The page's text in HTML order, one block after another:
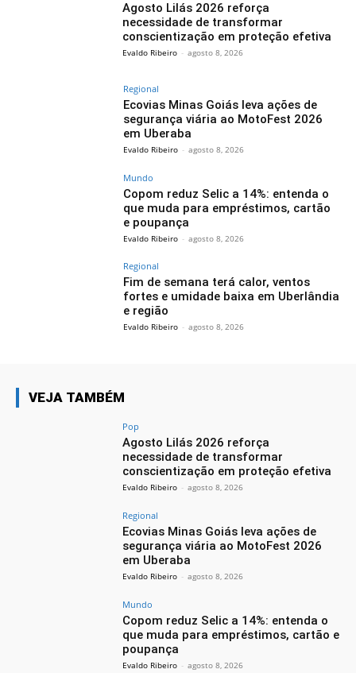
Agosto Lilás 2026 reforça
necessidade de transformar
conscientização em proteção efetiva
Evaldo Ribeiro - agosto 8, 2026
Regional
Ecovias Minas Goiás leva ações de
segurança viária ao MotoFest 2026
em Uberaba
Evaldo Ribeiro - agosto 8, 2026
Mundo
Copom reduz Selic a 14%: entenda o
que muda para empréstimos, cartão
e poupança
Evaldo Ribeiro - agosto 8, 2026
Regional
Fim de semana terá calor, ventos
fortes e umidade baixa em Uberlândia
e região
Evaldo Ribeiro - agosto 8, 2026
VEJA TAMBÉM
Pop
Agosto Lilás 2026 reforça
necessidade de transformar
conscientização em proteção efetiva
Evaldo Ribeiro - agosto 8, 2026
Regional
Ecovias Minas Goiás leva ações de
segurança viária ao MotoFest 2026
em Uberaba
Evaldo Ribeiro - agosto 8, 2026
Mundo
Copom reduz Selic a 14%: entenda o
que muda para empréstimos, cartão e
poupança
Evaldo Ribeiro - agosto 8, 2026